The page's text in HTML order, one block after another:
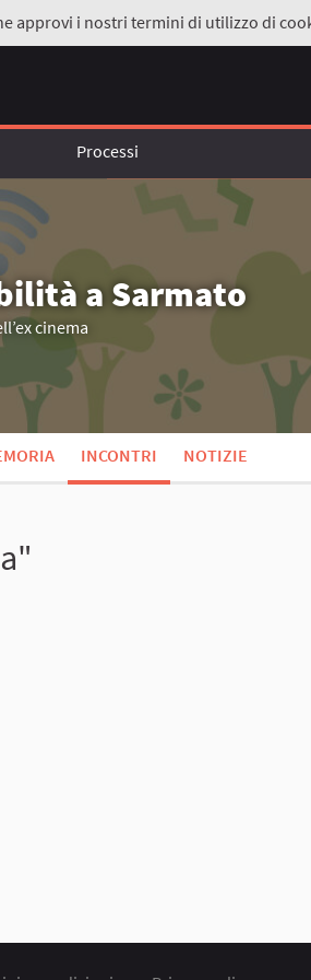
approvi i nostri termini di utilizzo di
Processi
a Sarmato
cinema
INCONTRI NOTIZIE